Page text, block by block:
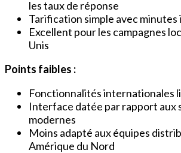
les taux de réponse
Tarification simple avec minutes
Excellent pour les campagnes
Unis
Points faibles :
Fonctionnalités internationales
Interface datée par rapport aux
modernes
Moins adapté aux équipes
Amérique du Nord